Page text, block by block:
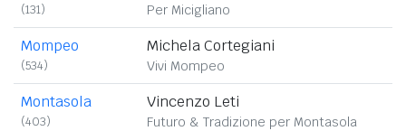
(131) Per Micigliano
Mompeo
(534)
Michela Cortegiani
Vivi Mompeo
Montasola
(403)
Vincenzo Leti
Futuro & Tradizione per Montasola